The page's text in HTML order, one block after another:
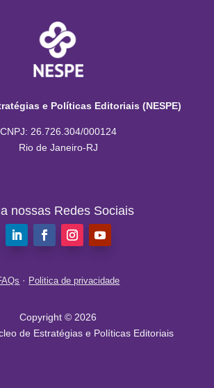
e Políticas Editoriais (NESPE)
CNPJ: 26.726.304/000124
Rio de Janeiro-RJ
nossas Redes Sociais
· Politica de privacidade
Copyright © 2026
de Estratégias e Políticas Editoriais